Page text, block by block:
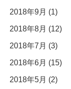
2018年9月 (1)
2018年8月 (12)
2018年7月 (3)
2018年6月 (15)
2018年5月 (2)